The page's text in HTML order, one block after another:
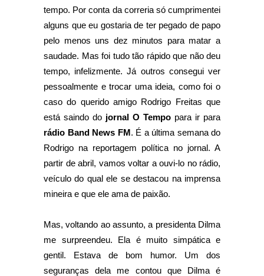
tempo. Por conta da correria só cumprimentei
alguns que eu gostaria de ter pegado de papo
pelo menos uns dez minutos para matar a
saudade. Mas foi tudo tão rápido que não deu
tempo, infelizmente. Já outros consegui ver
pessoalmente e trocar uma ideia, como foi o
caso do querido amigo Rodrigo Freitas que
está saindo do jornal O Tempo para ir para
rádio Band News FM. É a última semana do
Rodrigo na reportagem política no jornal. A
partir de abril, vamos voltar a ouvi-lo no rádio,
veículo do qual ele se destacou na imprensa
mineira e que ele ama de paixão.
Mas, voltando ao assunto, a presidenta Dilma
me surpreendeu. Ela é muito simpática e
gentil. Estava de bom humor. Um dos
seguranças dela me contou que Dilma é